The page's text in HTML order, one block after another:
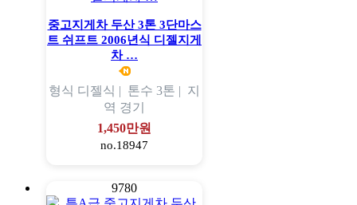
중고지게차 두산 3톤 3단마스
트 쉬프트 2006년식 디젤지게
차 …
형식 디젤식 | 톤수 3톤 | 지
역 경기
1,450만원
no.18947
9780